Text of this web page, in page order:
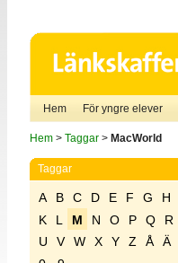
Hem För yngre elever
Hem> Taggar> MacWorld
Taggar
A B C D E F G H
K
L M N O P Q R
U
V W X Y Z Å Ä